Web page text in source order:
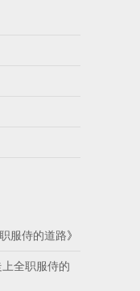
服侍的道路》
全职服侍的